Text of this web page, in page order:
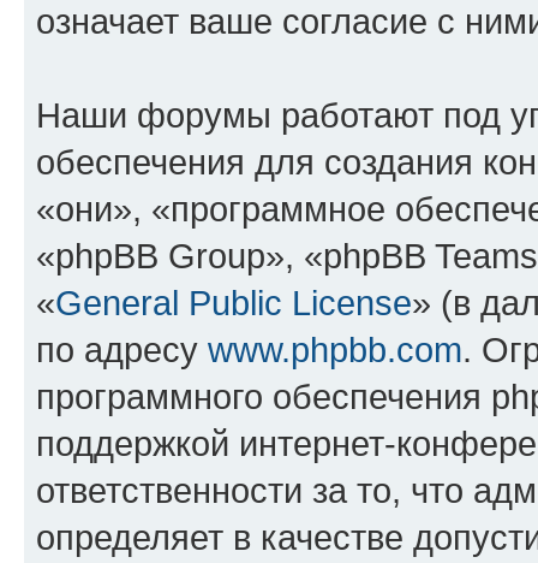
означает ваше согласие с
Наши форумы работают под
обеспечения для создания
«они», «программное
«phpBB Group», «phpBB
«General Public License» (в
по адресу www.phpbb.com.
программного обеспечения
поддержкой интернет-
ответственности за то, что
определяет в качестве